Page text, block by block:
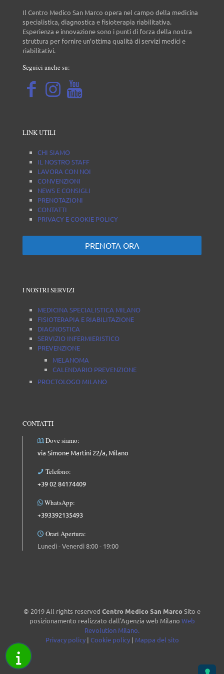
Il Centro Medico San Marco opera nel campo della medicina
specialistica, diagnostica e fisioterapia riabilitativa.
Esperienza e innovazione sono i punti di forza della nostra
struttura per fornire un’ottima qualità di servizi medici e
riabilitativi.
Seguici anche su:
LINK UTILI
CHI SIAMO
IL NOSTRO STAFF
LAVORA CON NOI
CONVENZIONI
NEWS E CONSIGLI
PRENOTAZIONI
CONTATTI
PRIVACY E COOKIE POLICY
PRENOTA ORA
I NOSTRI SERVIZI
MEDICINA SPECIALISTICA MILANO
FISIOTERAPIA E RIABILITAZIONE
DIAGNOSTICA
SERVIZIO INFERMIERISTICO
PREVENZIONE
MELANOMA
CALENDARIO PREVENZIONE
PROCTOLOGO MILANO
CONTATTI
Dove siamo:
via Simone Martini 22/a, Milano
Telefono:
+39 02 84174409
WhatsApp:
+393392135493
Orari Apertura:
Lunedì - Venerdì 8:00 - 19:00
© 2019 All rights reserved Centro Medico San MarcoSito e
posizionamento realizzato dall'Agenzia web Milano Web
Revolution Milano.
Privacy policy| Cookie policy| Mappa del sito